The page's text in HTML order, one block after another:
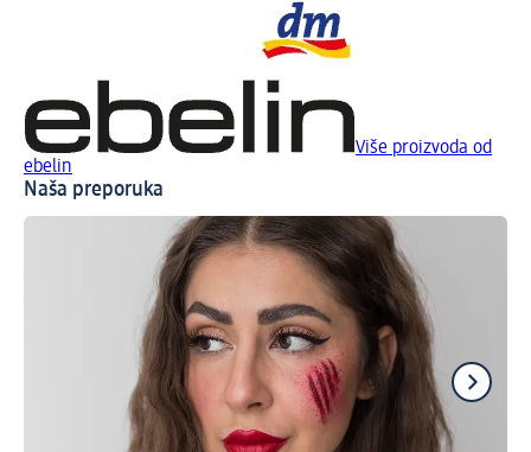
Više proizvoda od
ebelin
Naša preporuka